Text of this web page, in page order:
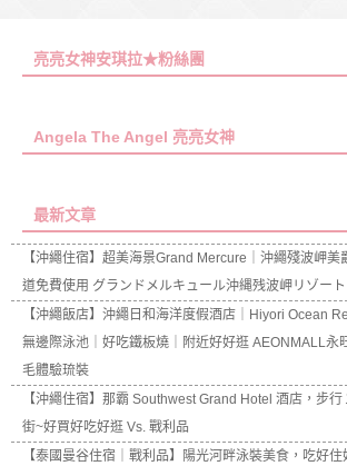
亮亮女神安琪拉★粉絲團
Angela The Angel 亮亮女神
最新文章
【沖繩住宿】超美海景Grand Mercure｜沖繩殘波岬
道免費使用 グランドメルキュール沖縄残波岬リゾート
【沖繩飯店】沖繩日和海洋度假酒店｜Hiyori Ocean
無邊際泳池｜好吃鐵板燒｜附近好好逛 AEONMALL永
毛體驗琉裝
【沖繩住宿】那霸 Southwest Grand Hotel 酒店，步
街~好買好吃好逛 Vs. 戰利品
【泰國曼谷住宿｜戰利品】陽光河畔泳裝美食，吃好